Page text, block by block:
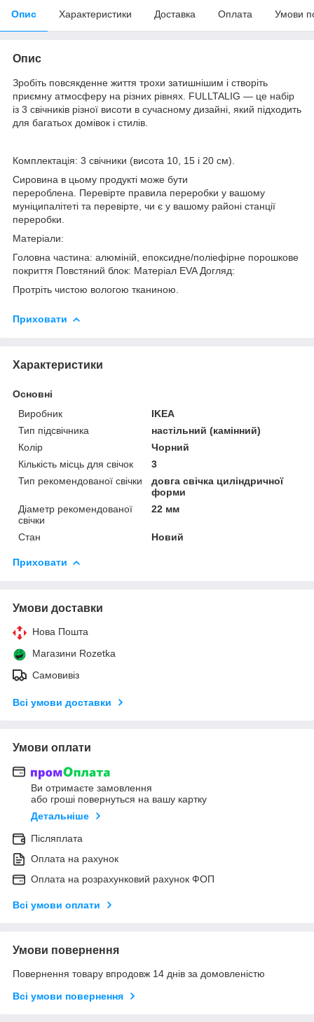
Опис Характеристики Доставка Оплата Умови
Опис
Зробіть повсякденне життя трохи затишнішим і створіть
приємну атмосферу на різних рівнях. FULLTALIG — це набір
із 3 свічників різної висоти в сучасному дизайні, який підходить
для багатьох домівок і стилів.
Комплектація: 3 свічники (висота 10, 15 і 20 см).
Сировина в цьому продукті може бути
перероблена. Перевірте правила переробки у вашому
муніципалітеті та перевірте, чи є у вашому районі станції
переробки.
Матеріали:
Головна частина: алюміній, епоксидне/поліефірне порошкове
покриття Повстяний блок: Матеріал EVA Догляд:
Протріть чистою вологою тканиною.
Приховати
Характеристики
Основні
Виробник
IKEA
Тип підсвічника
настільний (камінний)
Колір
Чорний
Кількість місць для свічок
3
Тип рекомендованої свічки
довга свічка циліндричної
форми
Діаметр рекомендованої
свічки
22 мм
Стан Новий
Приховати
Умови доставки
Нова Пошта
Магазини Rozetka
Самовивіз
Всі умови доставки
Умови оплати
Ви отримаєте замовлення
або гроші повернуться на вашу картку
Детальніше
Післяплата
Оплата на рахунок
Оплата на розрахунковий рахунок ФОП
Всі умови оплати
Умови повернення
Повернення товару впродовж 14 днів за домовленістю
Всі умови повернення